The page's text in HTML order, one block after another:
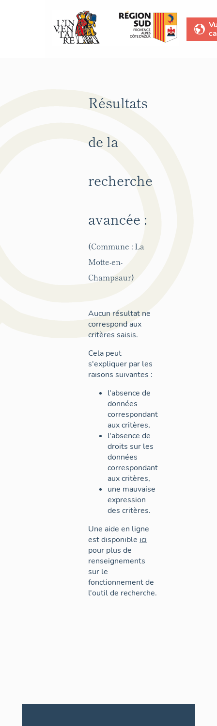
Résultats
de la
recherche
avancée :
(Commune : La
Motte-en-
Champsaur)
Aucun résultat ne
correspond aux
critères saisis.
Cela peut
s'expliquer par les
raisons suivantes :
l'absence de
données
correspondant
aux critères,
l'absence de
droits sur les
données
correspondant
aux critères,
une mauvaise
expression
des critères.
Une aide en ligne
est disponible ici
pour plus de
renseignements
sur le
fonctionnement de
l'outil de recherche.